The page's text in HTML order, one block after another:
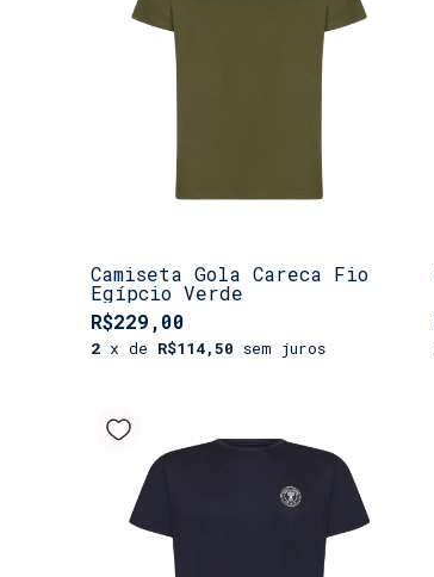
Camiseta Gola Careca Fio
Egípcio Verde
R$229,00
2 x de R$114,50 sem juros